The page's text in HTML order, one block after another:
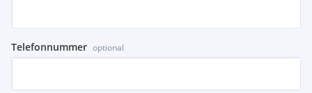
Telefonnummer optional